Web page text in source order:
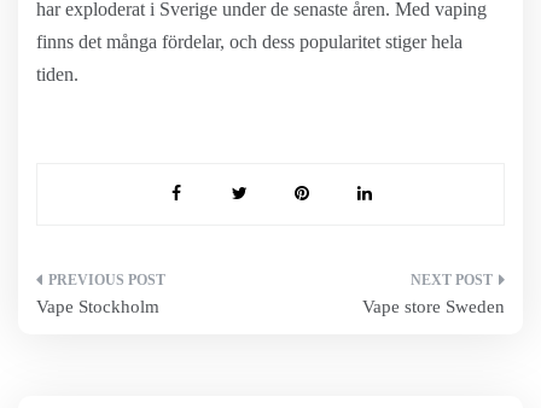
har exploderat i Sverige under de senaste åren. Med vaping
finns det många fördelar, och dess popularitet stiger hela
tiden.
Inläggsnavigering
Vape Stockholm Vape store Sweden